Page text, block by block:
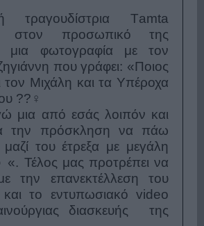
Τamta
στον προσωπικό της
μια φωτογραφία με τον
που γράφει: «Ποιος
τον Μιχάλη και τα Υπέροχα
??‍♀️
μια από εσάς λοιπόν και
την πρόσκληση να πάω
του έτρεξα με μεγάλη
«. Τέλος μας προτρέπει να
την επανεκτέλλεση του
και το εντυπωσιακό video
διασκευής της